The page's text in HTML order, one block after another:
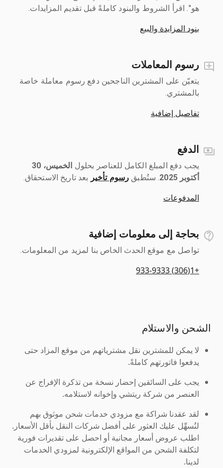
هو". اقرأ الشروط والبنود كاملةً قبل تقديم المزايدات.
بنود المزايدة والبيع
رسوم المعاملات
يتعيّن على المشترين الناجحين دفع رسوم معاملة خاصة
بالمشتري.
تفاصيل إضافية
الدفع
يجب دفع المبلغ الكامل للعناصر بحلول ‎
الخميس، 30
أكتوبر 2025
‎. ستُطبق رسوم تأخير بعد تاريخ الاستحقاق.
المدفوعات
بحاجة إلى معلومات إضافية
تواصل مع موقع الحدث الخاص بنا لمزيد من المعلومات.
+1(306) 933-9333
الشحن والاستلام
لا يمكن للمشترين نقل مشترياتهم من موقع المزاد حتى
يدفعوا فاتورتهم كاملةً.
يجب على السائقين إحضار نسخة من تذكرة الإفراج عن
العنصر من شركة ريتشي وإخوانه لاستلامه.
لقد عقدنا شراكة مع مزودي خدمات شحن موثوق بهم
لنُسهِّل عليك العثور على أفضل شركات النقل بأقل الأسعار.
اطلب عروض أسعار مجانية أو احصل على تقديرات فورية
لتكلفة الشحن من المواقع الإلكترونية لمزودي الخدمات
لدينا.